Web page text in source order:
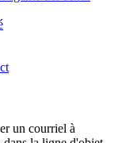
un courriel à